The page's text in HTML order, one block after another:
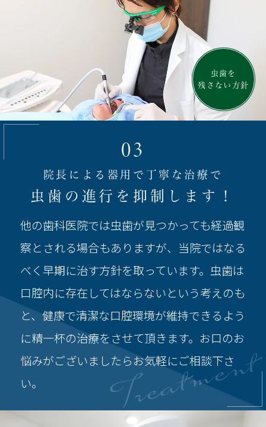
虫歯を
残さない方針
03
院長による器用で丁寧な治療で
虫歯の進行を抑制します！
他の歯科医院では虫歯が見つかっても経過観
察とされる場合もありますが、当院ではなる
べく早期に治す方針を取っています。虫歯は
口腔内に存在してはならないという考えのも
と、健康で清潔な口腔環境が維持できるよう
に精一杯の治療をさせて頂きます。お口のお
悩みがございましたらお気軽にご相談下さ
い。
Treatment